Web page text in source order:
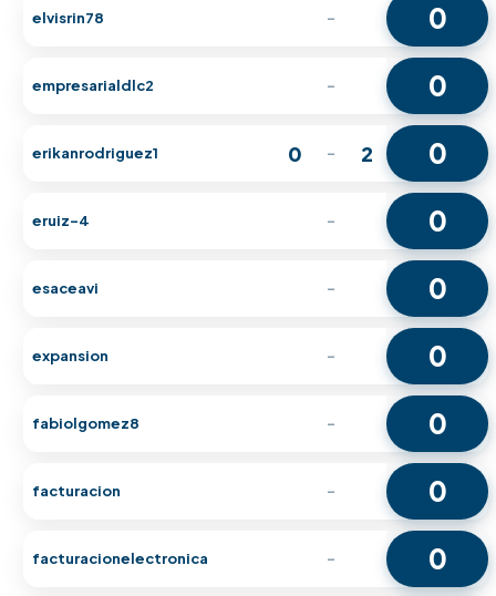
elvisrin78 - 0
empresarialdlc2 - 0
erikanrodriguez1 0 - 2 0
eruiz-4 - 0
esaceavi - 0
expansion - 0
fabiolgomez8 - 0
facturacion - 0
facturacionelectronica - 0